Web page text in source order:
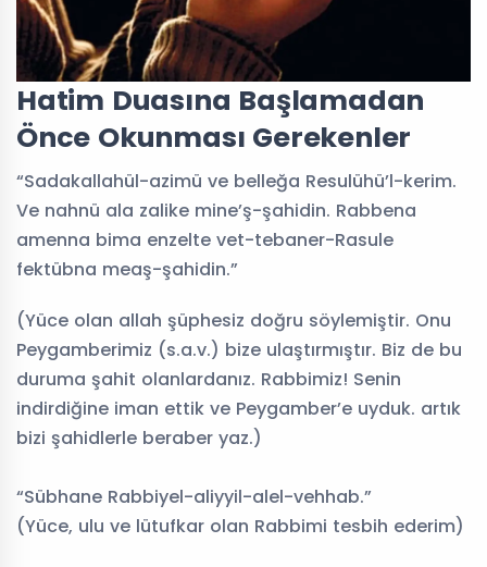
Hafız
Külliye Projesi
Hatim Duasına Başlamadan
Önce Okunması Gerekenler
“Sadakallahül-azimü ve belleğa Resulühü’l-kerim.
Ve nahnü ala zalike mine’ş-şahidin. Rabbena
amenna bima enzelte vet-tebaner-Rasule
fektübna meaş-şahidin.”
(Yüce olan allah şüphesiz doğru söylemiştir. Onu
Peygamberimiz (s.a.v.) bize ulaştırmıştır. Biz de bu
duruma şahit olanlardanız. Rabbimiz! Senin
indirdiğine iman ettik ve Peygamber’e uyduk. artık
bizi şahidlerle beraber yaz.)
“Sübhane Rabbiyel-aliyyil-alel-vehhab.”
(Yüce, ulu ve lütufkar olan Rabbimi tesbih ederim)